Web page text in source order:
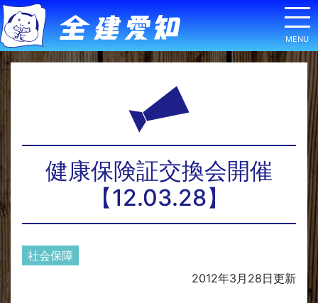
健康保険証交換会開催
【12.03.28】
社会保障
2012年3月28日更新